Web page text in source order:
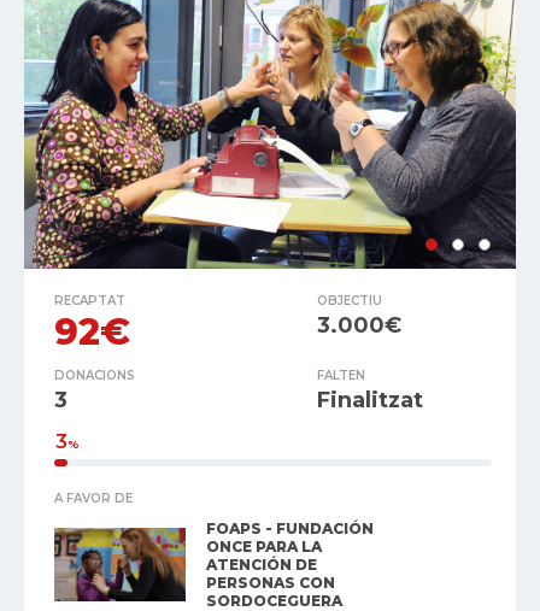
RECAPTAT
92€
OBJECTIU
3.000€
DONACIONS
3
FALTEN
Finalitzat
3%
A FAVOR DE
FOAPS - FUNDACIÓN
ONCE PARA LA
ATENCIÓN DE
PERSONAS CON
SORDOCEGUERA